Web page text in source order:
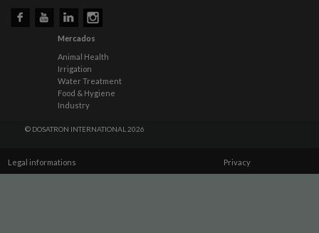
Mercados
Animal Health
Irrigation
Water Treatment
Food & Hygiene
Industry
© DOSATRON INTERNATIONAL 2026
Legal informations Privacy